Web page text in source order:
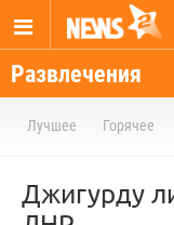
Развлечения
Лучшее Горячее
Джигурду